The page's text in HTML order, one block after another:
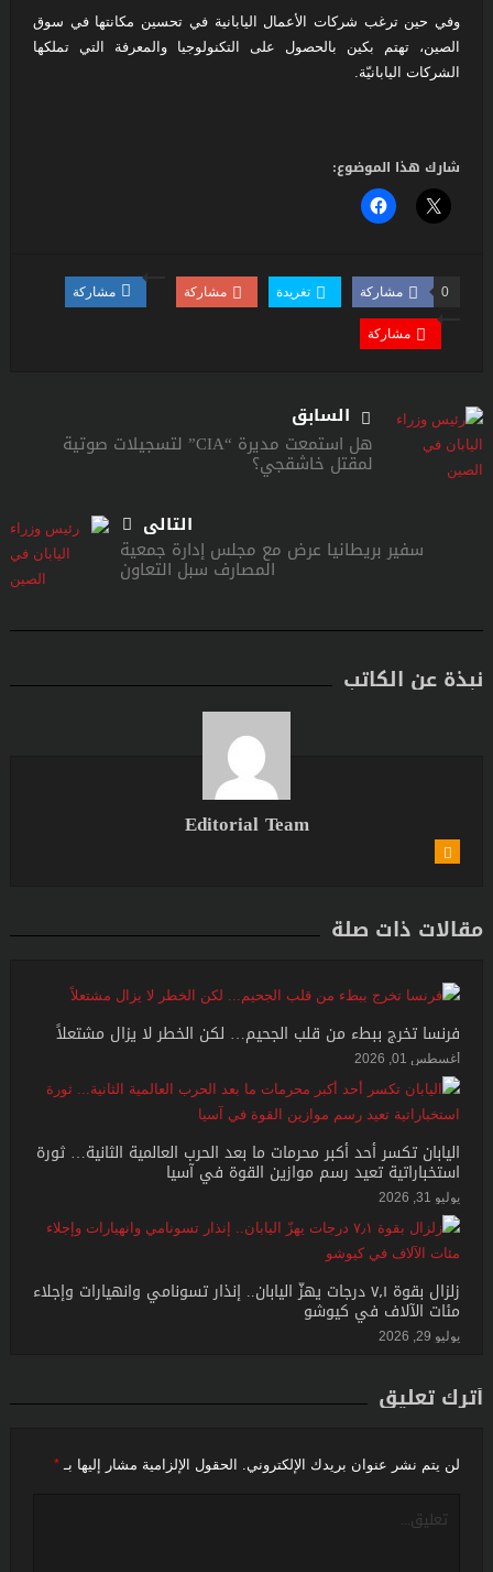
وفي حين ترغب شركات الأعمال اليابانية في تحسين مكانتها في سوق
الصين، تهتم بكين بالحصول على التكنولوجيا والمعرفة التي تملكها
الشركات اليابانيّة.
شارك هذا الموضوع:
مشاركة 0 تغريدة مشاركة مشاركة
مشاركة
السابق
هل استمعت مديرة “CIA” لتسجيلات صوتية
لمقتل خاشقجي؟
التالى
سفير بريطانيا عرض مع مجلس إدارة جمعية
المصارف سبل التعاون
نبذة عن الكاتب
Editorial Team
مقالات ذات صلة
فرنسا تخرج ببطء من قلب الجحيم… لكن الخطر لا يزال مشتعلاً
أغسطس 01, 2026
اليابان تكسر أحد أكبر محرمات ما بعد الحرب العالمية الثانية… ثورة
استخباراتية تعيد رسم موازين القوة في آسيا
يوليو 31, 2026
زلزال بقوة ٧٫١ درجات يهزّ اليابان.. إنذار تسونامي وانهيارات وإجلاء
مئات الآلاف في كيوشو
يوليو 29, 2026
أترك تعليق
لن يتم نشر عنوان بريدك الإلكتروني. الحقول الإلزامية مشار إليها بـ *